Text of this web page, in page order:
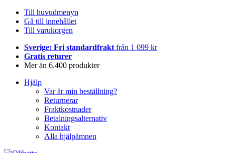
Till huvudmenyn
Gå till innehållet
Till varukorgen
Sverige: Fri standardfrakt från 1 099 kr
Gratis returer
Mer än 6.400 produkter
Hjälp
Var är min beställning?
Returnerar
Fraktkostnader
Betalningsalternativ
Kontakt
Alla hjälpämnen